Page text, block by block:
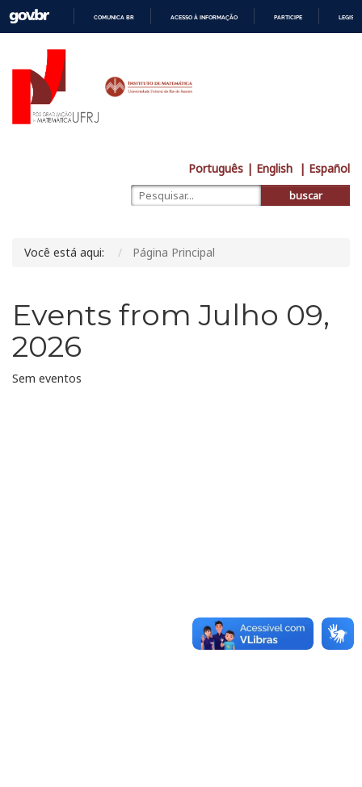
COMUNICA BR ACESSO À INFORMAÇÃO PARTICIPE
Português | English | Español
buscar
Você está aqui: Página Principal
Events from Julho 09,
2026
Sem eventos